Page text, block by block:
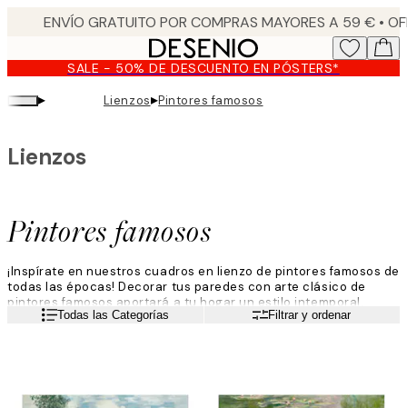
content.SALE - 50% DE DESCUENTO EN PÓSTERS*
▸ Lienzos▸Pintores famosos
Pintores famosos
Lienzos
¡Inspírate en nuestros cuadros en lienzo de pintores famosos de
todas las épocas! Decorar tus paredes con arte clásico de
pintores famosos aportará a tu hogar un estilo intemporal.
También puedes mezclar y combinar las obras de tus artistas
Leer másTodas las Categorías Filtrar y ordenar